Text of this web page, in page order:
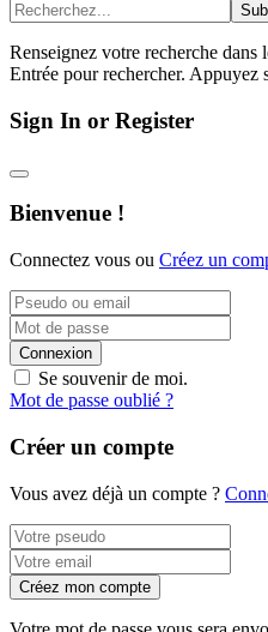
Renseignez votre recherche dans
Entrée pour rechercher. Appuyez
Sign In or Register
Bienvenue !
Connectez vous ou Créez un
Connexion
Se souvenir de moi.
Mot de passe oublié ?
Créer un compte
Vous avez déjà un compte ?
Créez mon compte